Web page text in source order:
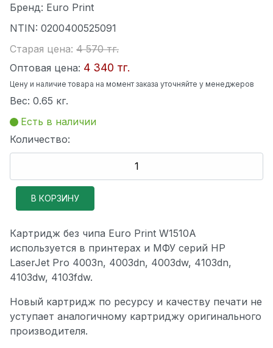
Бренд: Euro Print
NTIN: 0200400525091
Старая цена: 4 570 тг.
Оптовая цена: 4 340 тг.
Цену и наличие товара на момент заказа уточняйте у менеджеров
Вес: 0.65 кг.
Есть в наличии
Количество:
Картридж без чипа Euro Print W1510A
используется в принтерах и МФУ серий HP
LaserJet Pro 4003n, 4003dn, 4003dw, 4103dn,
4103dw, 4103fdw.
Новый картридж по ресурсу и качеству печати не
уступает аналогичному картриджу оригинального
производителя.